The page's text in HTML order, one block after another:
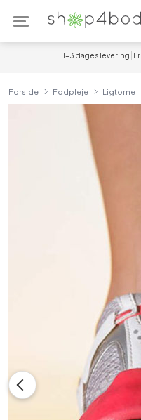
1-3 dages levering
Forside Fodpleje Ligtorne